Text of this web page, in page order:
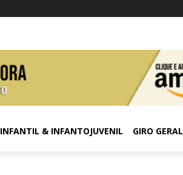
INFANTIL & INFANTOJUVENIL GIRO GERAL